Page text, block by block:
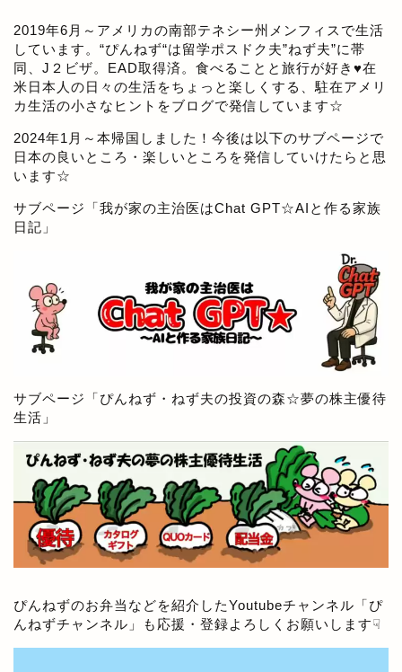
2019年6月～アメリカの南部テネシー州メンフィスで生活
しています。“ぴんねず“は留学ポスドク夫”ねず夫”に帯
同、J２ビザ。EAD取得済。食べることと旅行が好き♥在
米日本人の日々の生活をちょっと楽しくする、駐在アメリ
カ生活の小さなヒントをブログで発信しています☆
2024年1月～本帰国しました！今後は以下のサブページで
日本の良いところ・楽しいところを発信していけたらと思
います☆
サブページ「我が家の主治医はChat GPT☆AIと作る家族
日記 」
サブページ「ぴんねず・ねず夫の投資の森☆夢の株主優待
生活 」
ぴんねずのお弁当などを紹介したYoutubeチャンネル「ぴ
んねずチャンネル 」も応援・登録よろしくお願いします☟